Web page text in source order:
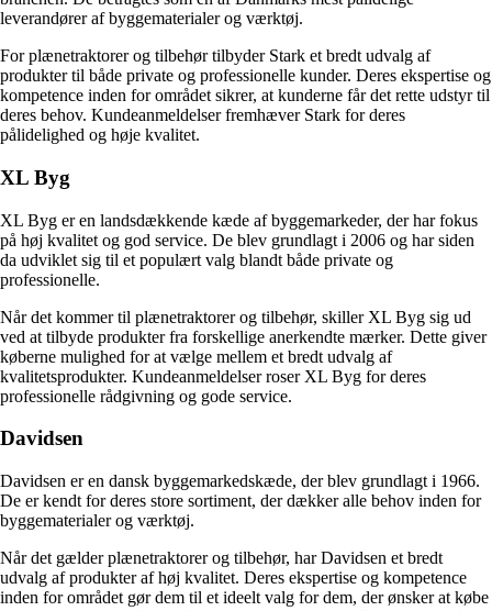
leverandører af byggematerialer og værktøj.
For plænetraktorer og tilbehør tilbyder Stark et bredt udvalg af
produkter til både private og professionelle kunder. Deres ekspertise og
kompetence inden for området sikrer, at kunderne får det rette udstyr til
deres behov. Kundeanmeldelser fremhæver Stark for deres
pålidelighed og høje kvalitet.
XL Byg
XL Byg er en landsdækkende kæde af byggemarkeder, der har fokus
på høj kvalitet og god service. De blev grundlagt i 2006 og har siden
da udviklet sig til et populært valg blandt både private og
professionelle.
Når det kommer til plænetraktorer og tilbehør, skiller XL Byg sig ud
ved at tilbyde produkter fra forskellige anerkendte mærker. Dette giver
køberne mulighed for at vælge mellem et bredt udvalg af
kvalitetsprodukter. Kundeanmeldelser roser XL Byg for deres
professionelle rådgivning og gode service.
Davidsen
Davidsen er en dansk byggemarkedskæde, der blev grundlagt i 1966.
De er kendt for deres store sortiment, der dækker alle behov inden for
byggematerialer og værktøj.
Når det gælder plænetraktorer og tilbehør, har Davidsen et bredt
udvalg af produkter af høj kvalitet. Deres ekspertise og kompetence
inden for området gør dem til et ideelt valg for dem, der ønsker at købe